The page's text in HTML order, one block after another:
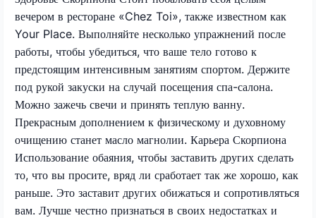
вечером в ресторане «Chez Toi», также известном как
Your Place. Выполняйте несколько упражнений после
работы, чтобы убедиться, что ваше тело готово к
предстоящим интенсивным занятиям спортом. Держите
под рукой закуски на случай посещения спа-салона.
Можно зажечь свечи и принять теплую ванну.
Прекрасным дополнением к физическому и духовному
очищению станет масло магнолии. Карьера Скорпиона
Использование обаяния, чтобы заставить других сделать
то, что вы просите, вряд ли сработает так же хорошо, как
раньше. Это заставит других обижаться и сопротивляться
вам. Лучше честно признаться в своих недостатках и